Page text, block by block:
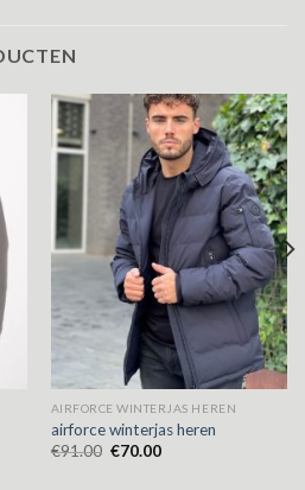
AIRFORCE WINTERJAS HEREN
airforce winterjas heren
€91.00 €70.00